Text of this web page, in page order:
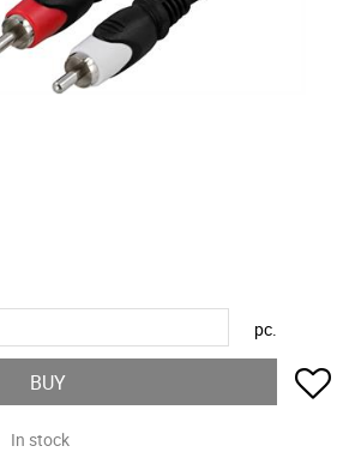
pc.
BUY
In stock